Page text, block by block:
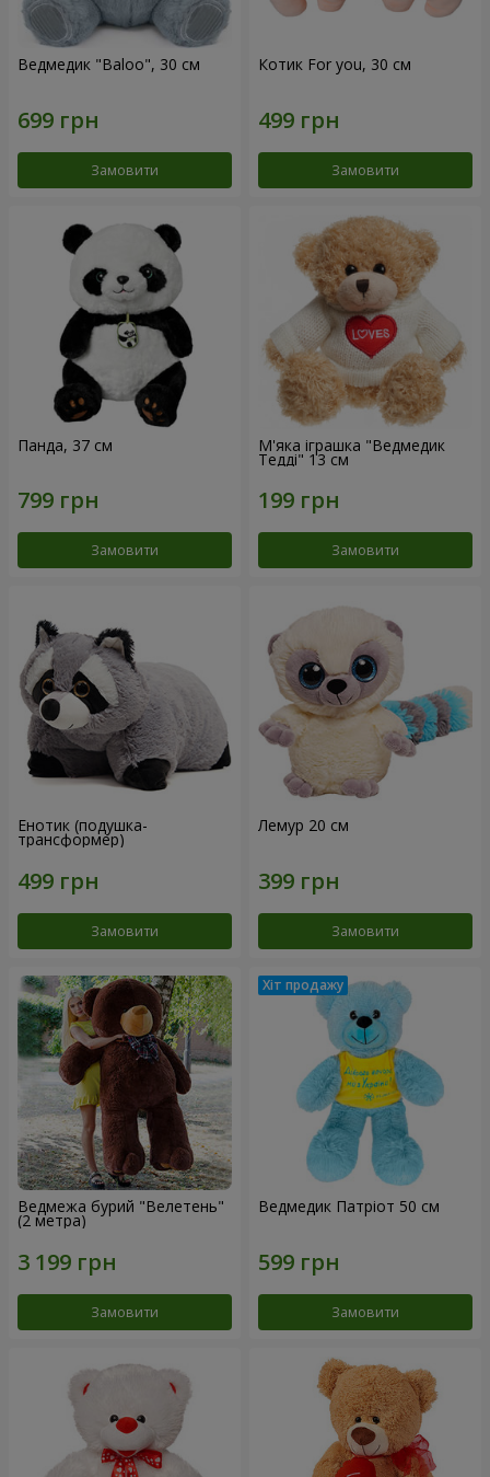
Ведмедик "Baloo", 30 см
Замовити
Котик For you, 30 см
Замовити
Панда, 37 см
Замовити
М'яка іграшка "Ведмедик
Тедді" 13 см
Замовити
Енотик (подушка-
трансформер)
Замовити
Лемур 20 см
Замовити
Ведмежа бурий "Велетень"
(2 метра)
Замовити
Ведмедик Патріот 50 см
Замовити